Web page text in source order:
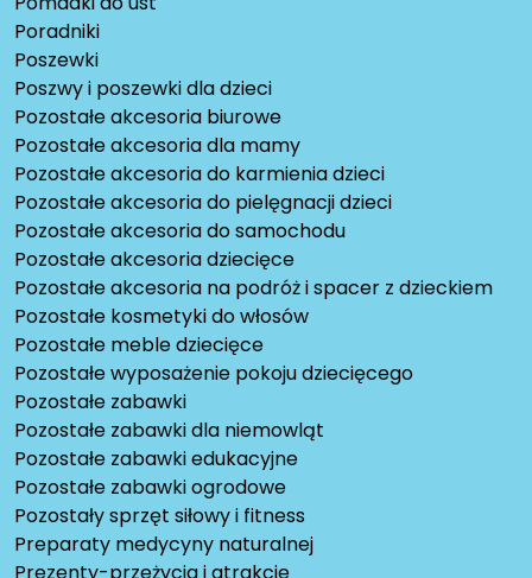
Poradniki
Poszewki
Poszwy i poszewki dla dzieci
Pozostałe akcesoria biurowe
Pozostałe akcesoria dla mamy
Pozostałe akcesoria do karmienia dzieci
Pozostałe akcesoria do pielęgnacji dzieci
Pozostałe akcesoria do samochodu
Pozostałe akcesoria dziecięce
Pozostałe akcesoria na podróż i spacer z dzieckiem
Pozostałe kosmetyki do włosów
Pozostałe meble dziecięce
Pozostałe wyposażenie pokoju dziecięcego
Pozostałe zabawki
Pozostałe zabawki dla niemowląt
Pozostałe zabawki edukacyjne
Pozostałe zabawki ogrodowe
Pozostały sprzęt siłowy i fitness
Preparaty medycyny naturalnej